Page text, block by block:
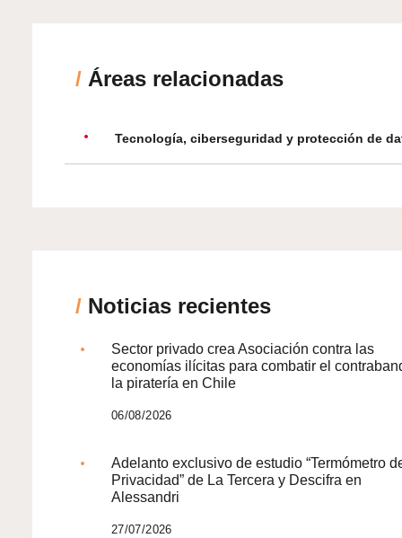
/ Áreas relacionadas
Tecnología, ciberseguridad y protección de
/ Noticias recientes
Sector privado crea Asociación contra las
economías ilícitas para combatir el
la piratería en Chile
06/08/2026
Adelanto exclusivo de estudio “Termómetro
Privacidad” de La Tercera y Descifra en
Alessandri
27/07/2026